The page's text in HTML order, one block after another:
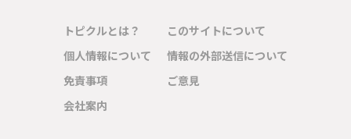
トピクルとは？
個人情報について
免責事項
会社案内
このサイトについて
情報の外部送信について
ご意見